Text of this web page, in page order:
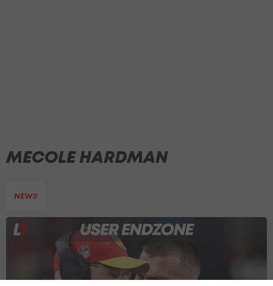
MECOLE HARDMAN
NEWS